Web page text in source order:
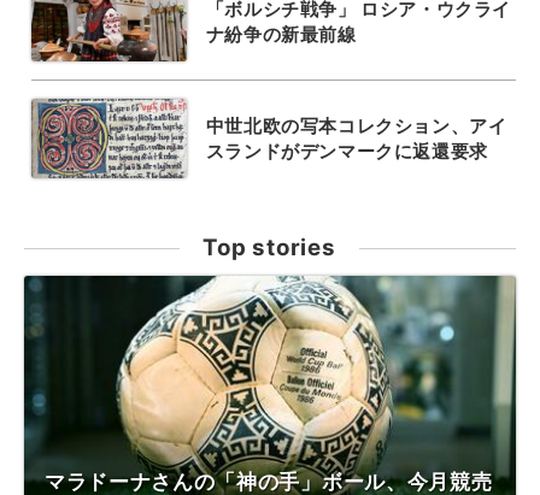
「ボルシチ戦争」 ロシア・ウクライ
ナ紛争の新最前線
中世北欧の写本コレクション、アイ
スランドがデンマークに返還要求
Top stories
マラドーナさんの「神の手」ボール、今月競売